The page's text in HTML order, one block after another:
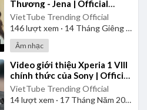
Thương - Jena | Official
Music Video
VietTube Trending Official
146lượt xem · 14 Tháng Giêng 2025
Âm nhạc
⁣Video giới thiệu Xperia 1 VIII
chính thức của Sony | Official
Product Video
VietTube Trending Official
14lượt xem · 17 Tháng Năm 2026